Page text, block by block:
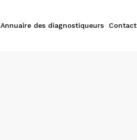
Annuaire des diagnostiqueurs Contact